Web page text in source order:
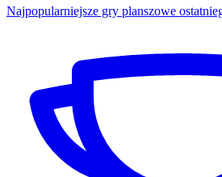
Najpopularniejsze gry planszowe